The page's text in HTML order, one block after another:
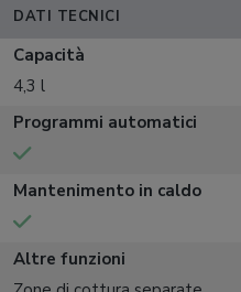
DATI TECNICI
Capacità
4,3 l
Programmi automatici
Mantenimento in caldo
Altre funzioni